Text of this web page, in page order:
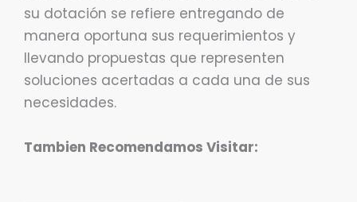
su dotación se refiere entregando de
manera oportuna sus requerimientos y
llevando propuestas que representen
soluciones acertadas a cada una de sus
necesidades.
Tambien Recomendamos Visitar: